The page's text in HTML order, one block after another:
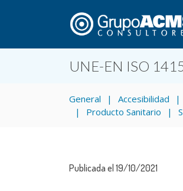
UNE-EN ISO
General Accesibilidad
Producto Sanitario
Publicada el 19/10/2021